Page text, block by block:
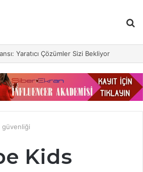
Yaratıcı Çözümler Sizi Bekliyor
güvenliği
Kids